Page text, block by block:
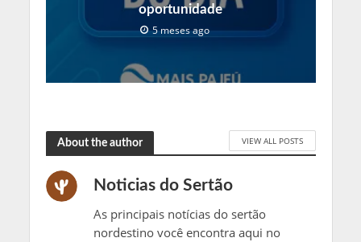
oportunidade
5 meses ago
About the author VIEW ALL POSTS
Noticias do Sertão
As principais notícias do sertão
nordestino você encontra aqui no